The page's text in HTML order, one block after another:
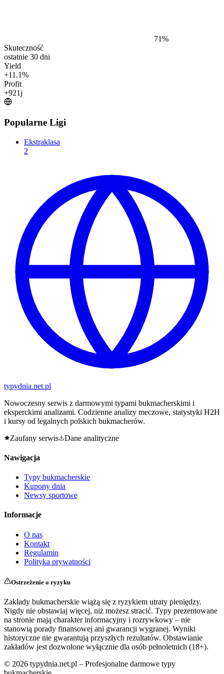
71%
Skuteczność
ostatnie 30 dni
Yield
+11.1%
Profit
+921j
Popularne Ligi
Ekstraklasa
2
typydnia.net.pl
Nowoczesny serwis z darmowymi typami bukmacherskimi i
eksperckimi analizami. Codzienne analizy meczowe, statystyki H2H
i kursy od legalnych polskich bukmacherów.
Zaufany serwis
Dane analityczne
Nawigacja
Typy bukmacherskie
Kupony dnia
Newsy sportowe
Informacje
O nas
Kontakt
Regulamin
Polityka prywatności
Ostrzeżenie o ryzyku
Zakłady bukmacherskie wiążą się z ryzykiem utraty pieniędzy.
Nigdy nie obstawiaj więcej, niż możesz stracić. Typy prezentowane
na stronie mają charakter informacyjny i rozrywkowy – nie
stanowią porady finansowej ani gwarancji wygranej. Wyniki
historyczne nie gwarantują przyszłych rezultatów. Obstawianie
zakładów jest dozwolone wyłącznie dla osób pełnoletnich (18+).
© 2026 typydnia.net.pl – Profesjonalne darmowe typy